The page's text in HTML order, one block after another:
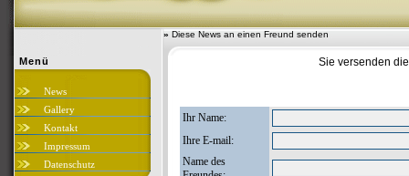
» Diese News an einen Freund senden
Menü
News
Gallery
Kontakt
Impressum
Datenschutz
Sie versenden
Ihr Name:
Ihre E-mail:
Name des